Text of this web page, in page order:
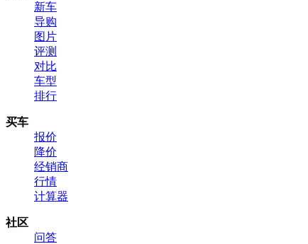
新车
导购
图片
评测
对比
车型
排行
买车
报价
降价
经销商
行情
计算器
社区
问答